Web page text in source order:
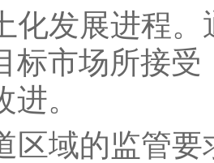
化发展进程
标市场所接
。
区域的监管